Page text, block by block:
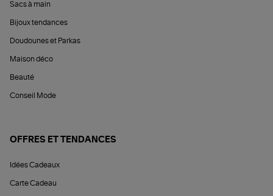
Sacs à main
Bijoux tendances
Doudounes et Parkas
Maison déco
Beauté
Conseil Mode
OFFRES ET TENDANCES
Idées Cadeaux
Carte Cadeau